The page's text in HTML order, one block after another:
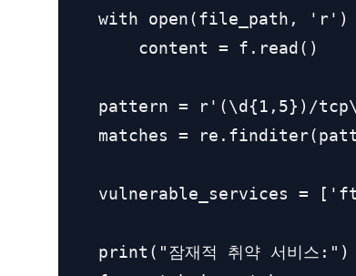
with open(file_path, 'r')
        content = f.read()
pattern = r'(\d{1,5})/
matches =
vulnerable_services =
    print("잠재적 취약 서비스:")